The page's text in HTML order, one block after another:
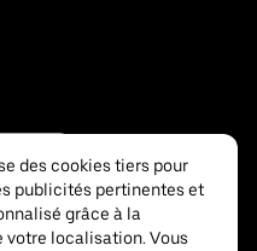
des cookies tiers pour
publicités pertinentes et
grâce à la
votre localisation. Vous